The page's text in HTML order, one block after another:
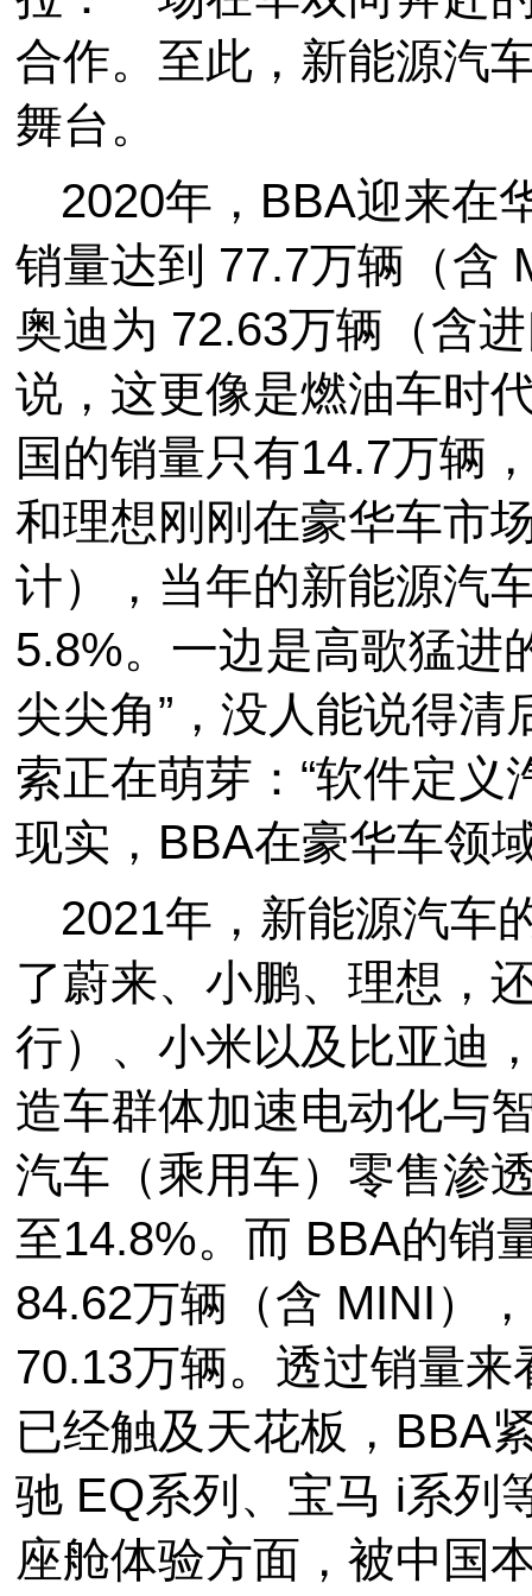
合作。至此，新能源汽
舞台。
2020年，BBA迎来在
销量达到 77.7万辆（含
奥迪为 72.63万辆（含
说，这更像是燃油车时
国的销量只有14.7万辆
和理想刚刚在豪华车市
计），当年的新能源汽
5.8%。一边是高歌猛进
尖尖角”，没人能说得
索正在萌芽：“软件定义
现实，BBA在豪华车领
2021年，新能源汽车
了蔚来、小鹏、理想，
行）、小米以及比亚迪
造车群体加速电动化与
汽车（乘用车）零售渗
至14.8%。而 BBA的销
84.62万辆（含 MINI）
70.13万辆。透过销量
已经触及天花板，BBA
驰 EQ系列、宝马 i系列
座舱体验方面，被中国